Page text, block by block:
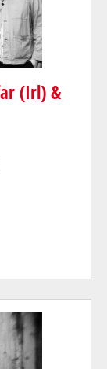
(Irl) &